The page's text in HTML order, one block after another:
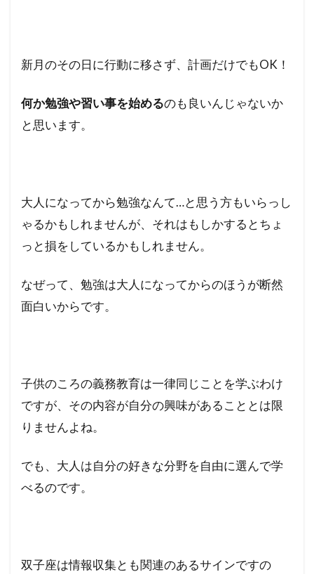
飛び
回
新月のその日に行動に移さず、計画だけでもOK！
何か勉強や習い事を始めるのも良いんじゃないか
と思います。
大人になってから勉強なんて…と思う方もいらっし
ゃるかもしれませんが、それはもしかするとちょ
っと損をしているかもしれません。
なぜって、勉強は大人になってからのほうが断然
面白いからです。
子供のころの義務教育は一律同じことを学ぶわけ
ですが、その内容が自分の興味があることとは限
りませんよね。
でも、大人は自分の好きな分野を自由に選んで学
べるのです。
双子座は情報収集とも関連のあるサインですの